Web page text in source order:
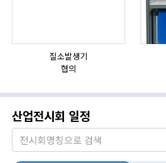
질소발생기
협의
산업전시회 일정